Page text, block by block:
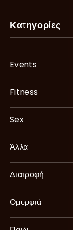
Κατηγορίες
Events
Fitness
Sex
Άλλα
Διατροφή
Ομορφιά